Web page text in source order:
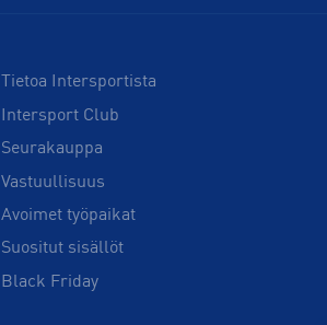
Tietoa Intersportista
Intersport Club
Seurakauppa
Vastuullisuus
Avoimet työpaikat
Suositut sisällöt
Black Friday